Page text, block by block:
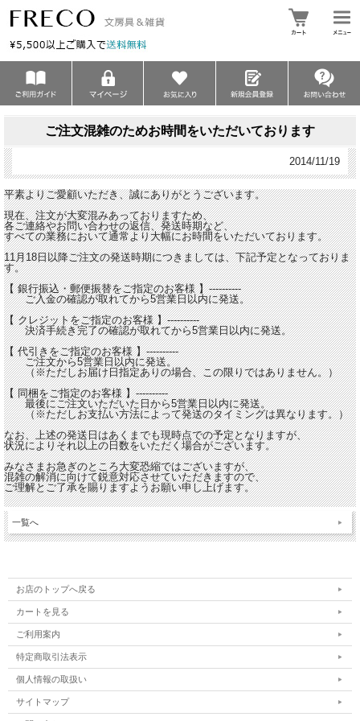
ご注文混雑のためお時間をいただいております
2014/11/19
平素よりご愛顧いただき、誠にありがとうございます。
現在、注文が大変混みあっておりますため、
各ご連絡やお問い合わせの返信、発送時期など、
すべての業務において通常より大幅にお時間をいただいております。
11月18日以降ご注文の発送時期につきましては、下記予定となっておりま
す。
【 銀行振込・郵便振替をご指定のお客様 】----------
ご入金の確認が取れてから5営業日以内に発送。
【 クレジットをご指定のお客様 】----------
決済手続き完了の確認が取れてから5営業日以内に発送。
【 代引きをご指定のお客様 】----------
ご注文から5営業日以内に発送。
（※ただしお届け日指定ありの場合、この限りではありません。）
【 同梱をご指定のお客様 】----------
最後にご注文いただいた日から5営業日以内に発送。
（※ただしお支払い方法によって発送のタイミングは異なります。）
なお、上述の発送日はあくまでも現時点での予定となりますが、
状況によりそれ以上の日数をいただく場合がございます。
みなさまお急ぎのところ大変恐縮ではございますが、
混雑の解消に向けて鋭意対応させていただきますので、
ご理解とご了承を賜りますようお願い申し上げます。
一覧へ
お店のトップへ戻る
カートを見る
ご利用案内
特定商取引法表示
個人情報の取扱い
サイトマップ